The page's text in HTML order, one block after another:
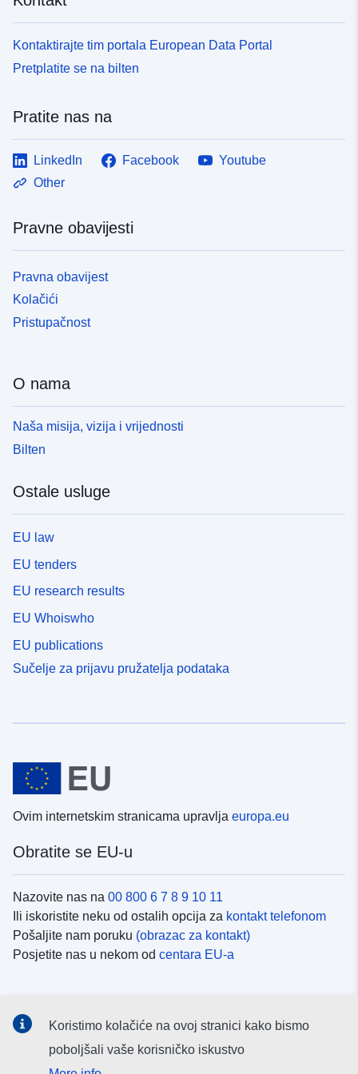
Kontaktirajte tim portala European Data Portal
Pretplatite se na bilten
Pratite nas na
LinkedIn Facebook
Youtube
Other
Pravne obavijesti
Pravna obavijest
Kolačići
Pristupačnost
O nama
Naša misija, vizija i vrijednosti
Bilten
Ostale usluge
EU law
EU tenders
EU research results
EU Whoiswho
EU publications
Sučelje za prijavu pružatelja podataka
Ovim internetskim stranicama upravlja europa.eu
Obratite se EU-u
Nazovite nas na 00 800 6 7 8 9 10 11
Ili iskoristite neku od ostalih opcija za kontakt telefonom
Pošaljite nam poruku (obrazac za kontakt)
Posjetite nas u nekom od centara EU-a
Potražite kanale EU-a nadruštvenim mrežama
Koristimo kolačiće na ovoj stranici kako bismo
poboljšali vaše korisničko iskustvo